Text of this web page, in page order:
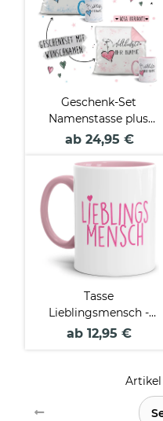
Geschenk-Set
Namenstasse plus
Kissen - Weltliebste/r
ab 24,95 €
Tasse
Lieblingsmensch -
Innen und Henkel
ab 12,95 €
Artikel